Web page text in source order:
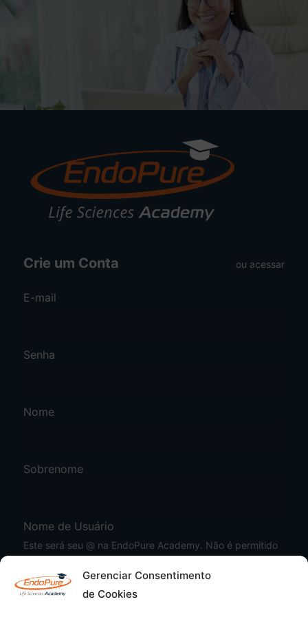
Gerenciar Consentimento
de Cookies
Crie um Conta ou acessar
E-mail
Senha
Nome
Sobrenome
Nome de Usuário
Este será seu @ na EndoPure Academy. Não é permitido
números, hífen ou underline.